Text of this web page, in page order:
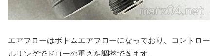
エアフローはボトムエアフローになっており、コントロー
ルリングでドローの重さを調整できます。